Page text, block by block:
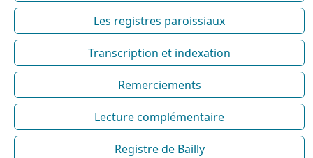
Les registres paroissiaux
Transcription et indexation
Remerciements
Lecture complémentaire
Registre de Bailly